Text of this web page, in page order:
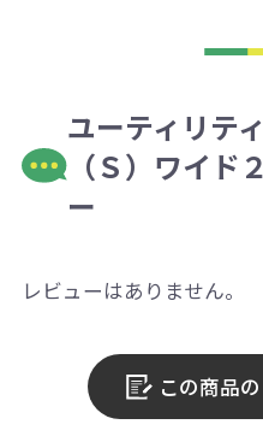
ユーティリテ
（Ｓ）ワイド
ー
レビューはありません。
この商品